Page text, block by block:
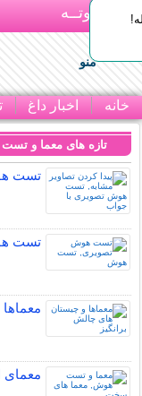
بـیتوتــه
منو
خانه اخبار داغ
تازه های معما و
تست
تست
معمای